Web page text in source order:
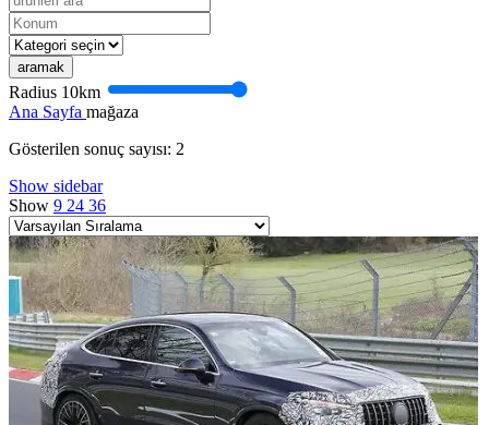
aramak
Radius 10km
Ana Sayfa mağaza
Gösterilen sonuç sayısı: 2
Show sidebar
Show 9 24 36